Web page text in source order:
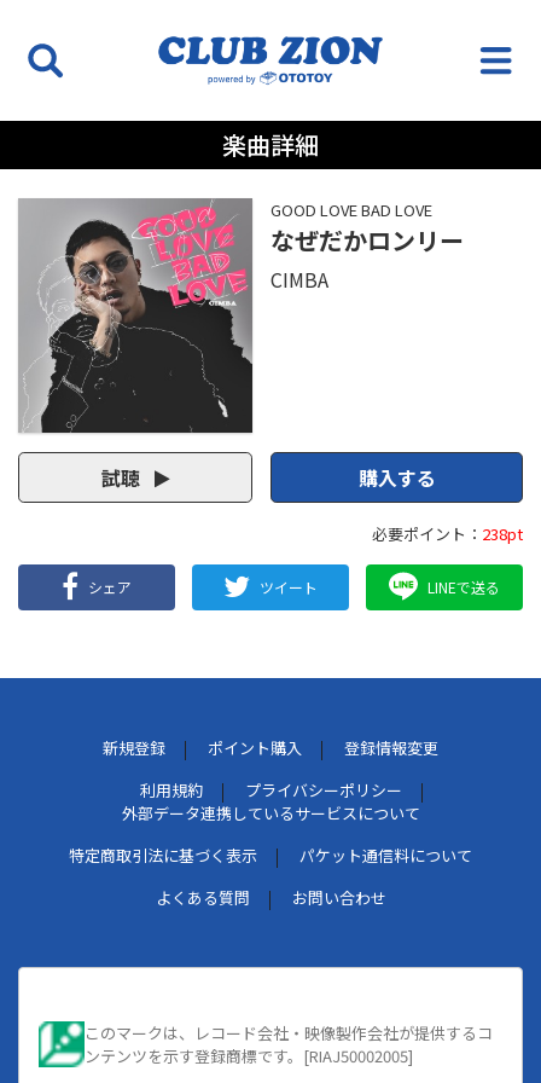
楽曲詳細
GOOD LOVE BAD LOVE
なぜだかロンリー
CIMBA
試聴 購入する
必要ポイント： 238pt
シェア ツイート LINEで送る
新規登録 ポイント購入
登録情報変更
利用規約
プライバシーポリシー
外部データ連携しているサービスについて
特定商取引法に基づく表示
パケット通信料について
よくある質問
お問い合わせ
このマークは、レコード会社・映像製作会社が提供するコ
ンテンツを示す登録商標です。[RIAJ50002005]